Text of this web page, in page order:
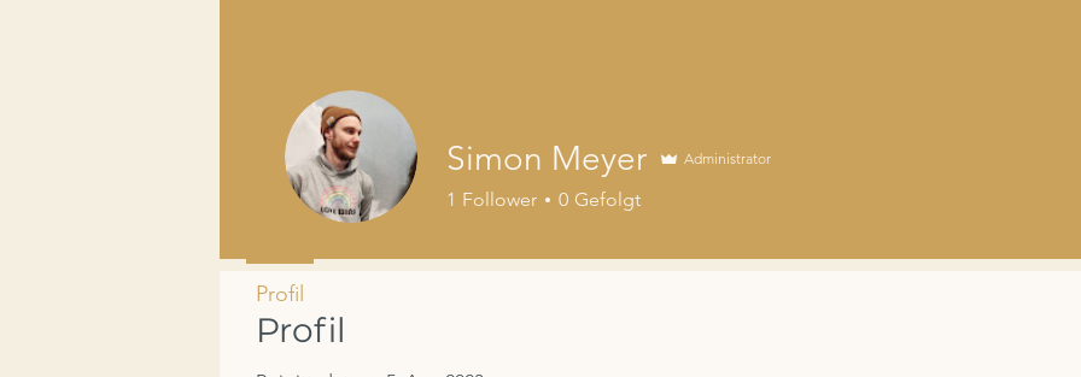
Profil
Simon Meyer Administrator
1 Follower 0 Gefolgt
Profil